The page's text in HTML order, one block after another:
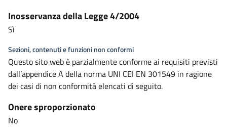
Inosservanza della Legge 4/2004
Sì
Sezioni, contenuti e funzioni non conformi
Questo sito web è parzialmente conforme ai requisiti previsti
dall’appendice A della norma UNI CEI EN 301549 in ragione
dei casi di non conformità elencati di seguito.
Onere sproporzionato
No